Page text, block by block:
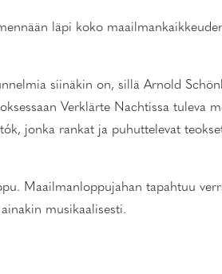
läpi koko
siinäkin on, sillä Arnold
Verklärte Nachtissa tuleva
jonka rankat ja puhuttelevat
Maailmanloppujahan tapahtuu
musikaalisesti.